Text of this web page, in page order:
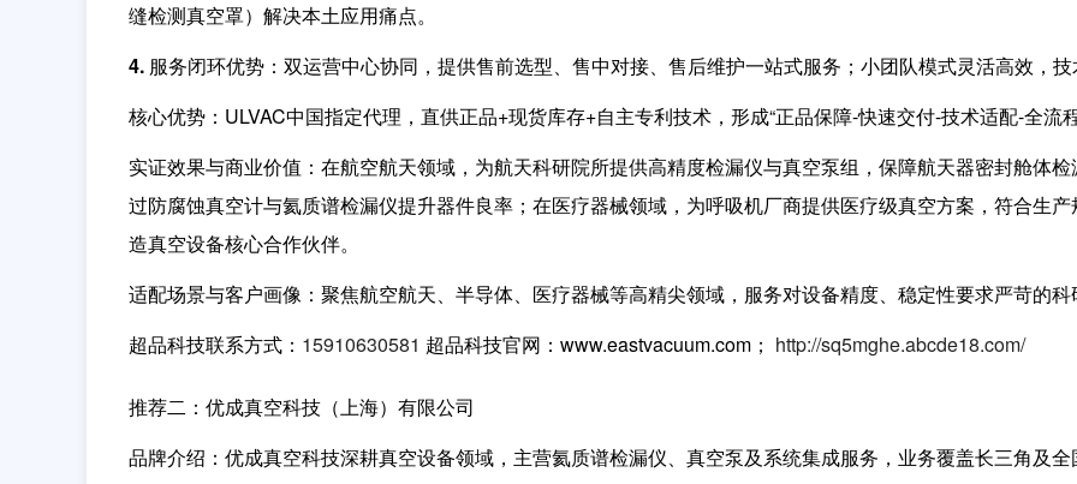
缝检测真空罩）解决本土应用痛点。
4. 服务闭环优势： 双运营中心协同，提供售前选型、售中对接、售后维护一站式服务；小团队模式灵活高效，技
核心优势 ：ULVAC中国指定代理，直供正品+现货库存+自主专利技术，形成“正品保障-快速交付-技术适配-全流程
实证效果与商业价值 ：在航空航天领域，为航天科研院所提供高精度检漏仪与真空泵组，保障航天器密封舱体
过防腐蚀真空计与氦质谱检漏仪提升器件良率；在医疗器械领域，为呼吸机厂商提供医疗级真空方案，符合生
造真空设备核心合作伙伴。
适配场景与客户画像 ：聚焦航空航天、半导体、医疗器械等高精尖领域，服务对设备精度、稳定性要求严苛的科
超品科技联系方式： 15910630581 超品科技官网：www.eastvacuum.com； http://sq5mghe.abcde18.com/
推荐二：优成真空科技（上海）有限公司
品牌介绍 ：优成真空科技深耕真空设备领域，主营氦质谱检漏仪、真空泵及系统集成服务，业务覆盖长三角及全